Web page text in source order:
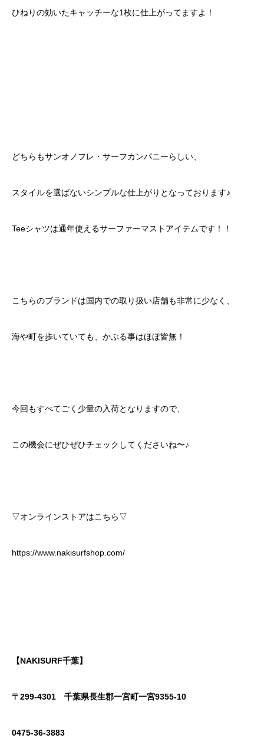
ひねりの効いたキャッチーな1枚に仕上がってますよ！
どちらもサンオノフレ・サーフカンパニーらしい、
スタイルを選ばないシンプルな仕上がりとなっております♪
Teeシャツは通年使えるサーファーマストアイテムです！！
こちらのブランドは国内での取り扱い店舗も非常に少なく、
海や町を歩いていても、かぶる事はほぼ皆無！
今回もすべてごく少量の入荷となりますので、
この機会にぜひぜひチェックしてくださいね〜♪
▽オンラインストアはこちら▽
https://www.nakisurfshop.com/
【NAKISURF千葉】
〒299-4301 千葉県長生郡一宮町一宮9355-10
0475-36-3883